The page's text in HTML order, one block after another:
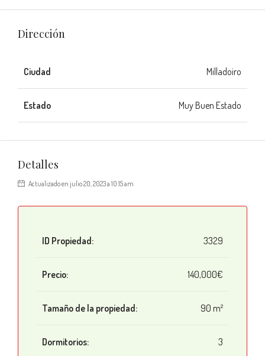
Dirección
Ciudad Milladoiro
Estado Muy Buen Estado
Detalles
Actualizado en julio 20, 2023 a 10:15 am
ID Propiedad: 3329
Precio: 140,000€
Tamaño de la propiedad: 90 m²
Dormitorios: 3